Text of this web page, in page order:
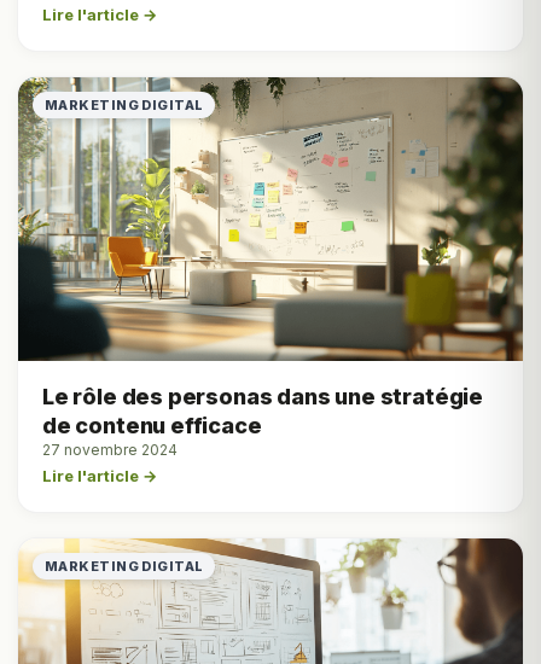
Lire l'article →
MARKETING DIGITAL
Le rôle des personas dans une stratégie
de contenu efficace
27 novembre 2024
Lire l'article →
MARKETING DIGITAL